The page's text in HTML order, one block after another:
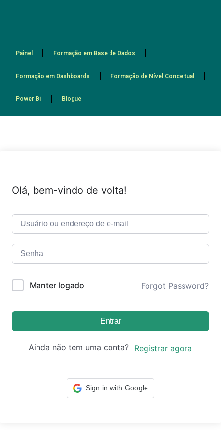
Painel Formação em Base de Dados
Formação em Dashboards Formação de Nível Conceitual
Power Bi Blogue
Olá, bem-vindo de volta!
Manter logado Forgot Password?
Entrar
Ainda não tem uma conta? Registrar agora
Sign in with Google